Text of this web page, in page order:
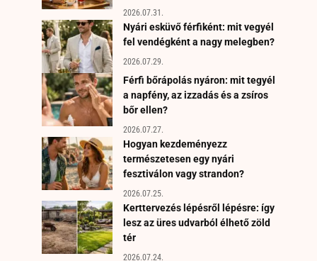
2026.07.31.
Nyári esküvő férfiként: mit vegyél
fel vendégként a nagy melegben?
2026.07.29.
Férfi bőrápolás nyáron: mit tegyél
a napfény, az izzadás és a zsíros
bőr ellen?
2026.07.27.
Hogyan kezdeményezz
természetesen egy nyári
fesztiválon vagy strandon?
2026.07.25.
Kerttervezés lépésről lépésre: így
lesz az üres udvarból élhető zöld
tér
2026.07.24.